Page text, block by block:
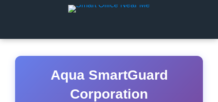
Aqua SmartGuard
Corporation